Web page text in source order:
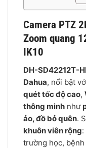
Camera PTZ
Zoom quang
IK10
DH-SD42212T-
Dahua, nổi bật
quét tốc độ cao,
thông minh như
ảo, đồ bỏ quên.
khuôn viên rộng
trường học, bệnh